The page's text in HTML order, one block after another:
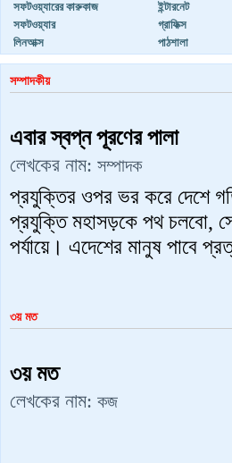
সফটওয়্যারের কারুকাজ
ইন্টারনেট
সফটওয়্যার
গ্রাফিক্স
লিনআক্স
পাঠশালা
সম্পাদকীয়
এবার স্বপ্ন পূরণের পালা
লেখকের নাম: সম্পাদক
প্রযুক্তির ওপর ভর করে দেশে
প্রযুক্তি মহাসড়কে পথ চলবো,
পর্যায়ে। এদেশের মানুষ পাবে
৩য় মত
৩য় মত
লেখকের নাম: কজ